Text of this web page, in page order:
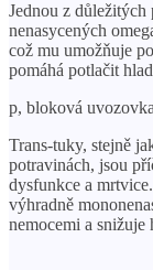
Jednou z důležitých
nenasycených
což mu umožňuje
pomáhá potlačit
p, bloková
Trans-tuky, stejně
potravinách, jsou
dysfunkce a
výhradně
nemocemi a snižuje